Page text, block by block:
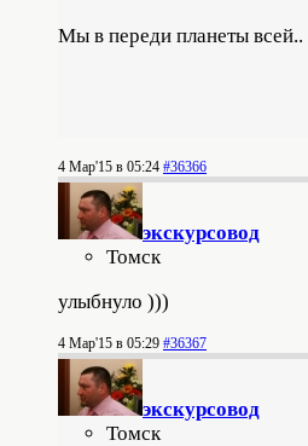
Мы в переди планеты всей..
4 Мар'15 в 05:24 #36366
экскурсовод
Томск
улыбнуло )))
4 Мар'15 в 05:29 #36367
экскурсовод
Томск